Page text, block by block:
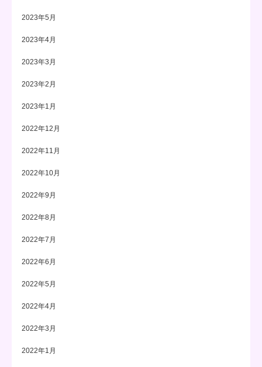
2023年5月
2023年4月
2023年3月
2023年2月
2023年1月
2022年12月
2022年11月
2022年10月
2022年9月
2022年8月
2022年7月
2022年6月
2022年5月
2022年4月
2022年3月
2022年1月